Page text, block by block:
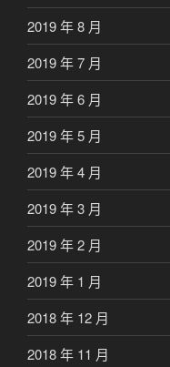
2019 年 8 月
2019 年 7 月
2019 年 6 月
2019 年 5 月
2019 年 4 月
2019 年 3 月
2019 年 2 月
2019 年 1 月
2018 年 12 月
2018 年 11 月